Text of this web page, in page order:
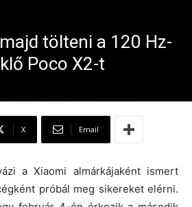
tölteni a 120 Hz-
Poco X2-t
X Email
a Xiaomi almárkájaként ismert
próbál meg sikereket elérni.